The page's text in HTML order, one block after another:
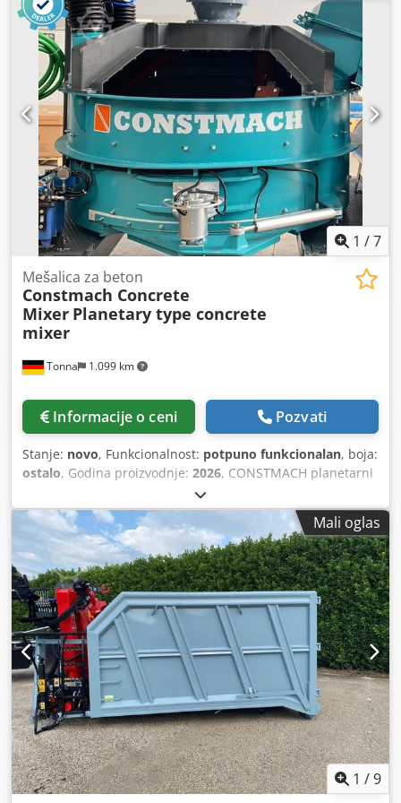
Pneumatske stege Brzina hranjenja podesiva na varijatoru
Vozite na kardanskim vratilima CE sertifikovan
1 /7
Tonna 1.099 km
Mešalica za beton
Constmach Concrete
Mixer Planetary type concrete
mixer
Informacije o ceni Pozvati
Stanje: novo, Funkcionalnost: potpuno funkcionalan, boja:
ostalo, Godina proizvodnje: 2026, CONSTMACH planetarni
mikseri za beton omogućavaju proizvodnju homogenog
betona u veoma kratkom vremenu zahvaljujući
visokoperformansnoj tehnologiji mešanja. Kod planetarnih
miksera, mešalice rotiraju i oko svoje ose i oko centra
miksera, čime se obezbeđuje ravnomerna obrada svakog
dela mešavine. Zahvaljujući ovom jedinstvenom dizajnu,
moguće je proizvesti beton savršene konzistencije za samo
30 sekundi nakon dodavanja vode. Planetarni mikseri se
izdvajaju od klasičnih dvoosovinskih miksera energetskom
efikasnošću, uštedom cementa i izuzetnom izdržljivošću.
Tehničke karakteristike planetarnog miksera za beton
MODEL: CPLN - 0.5 Zapremina punjenja: 750 litara
Zapremina svežeg betona: 625 litara Zapremina zbijenog
betona: 500 litara Snaga motora: 18,5 kW Donje obloge
protiv habanja: 10 mm Hardox 450 Bočne obloge protiv
habanja: 8 mm ST 52 Obloge na kracima za mešanje: 25
mm Ni-Hard Dkodsxp U S Djpfx Apvor MODEL: CPLN - 0.75
Mali oglas
1 /9